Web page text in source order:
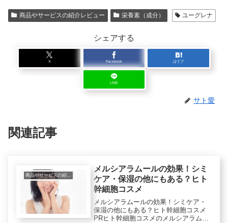
商品やサービスの紹介レビュー 栄養素（成分） ユーグレナ
シェアする
X Facebook はてブ
LINE
サト愛
関連記事
商品やサービスの紹介レビュー
メルシアラムールの効果！シミ
ケア・保湿の他にもある？ヒト
幹細胞コスメ
メルシアラムールの効果！シミケア・
保湿の他にもある？ヒト幹細胞コスメ
PRヒト幹細胞コスメのメルシアラムー